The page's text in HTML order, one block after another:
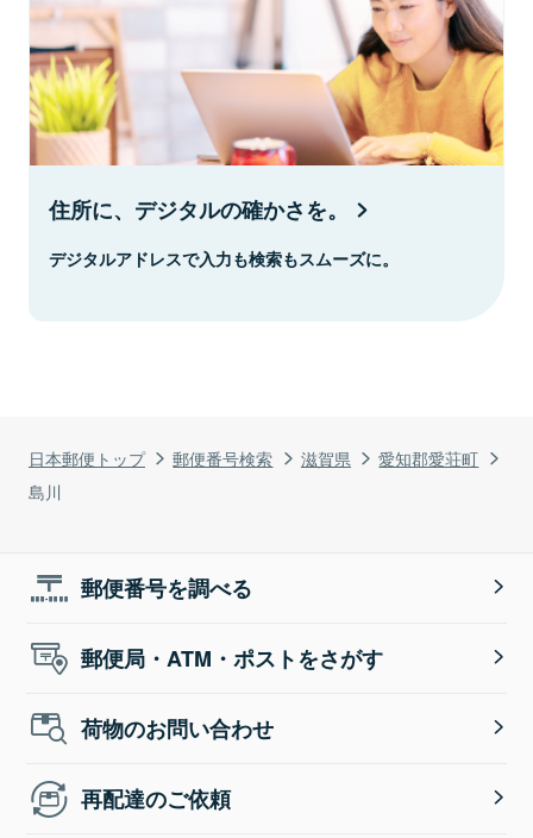
日本郵便トップ 郵便番号検索 滋賀県
愛知郡愛荘町
島川
住所に、デジタルの確かさを。
デジタルアドレスで入力も検索もスムーズに。
郵便番号を調べる
郵便局・ATM・ポストをさがす
荷物のお問い合わせ
再配達のご依頼